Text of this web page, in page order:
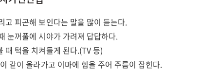
고 피곤해 보인다는 말을 많이 듣는다.
눈꺼풀에 시야가 가려져 답답하다.
때 턱을 치켜들게 된다.(TV 등)
같이 올라가고 이마에 힘을 주어 주름이 잡힌다.